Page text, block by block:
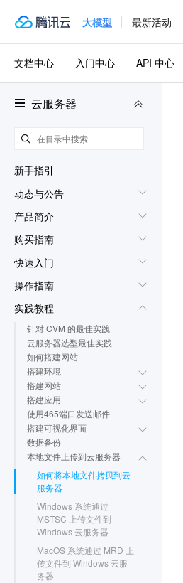
大模型 最新活动
云服务器
新手指引
动态与公告
产品简介
购买指南
快速入门
操作指南
实践教程
针对 CVM 的最佳实践
云服务器选型最佳实践
如何搭建网站
搭建环境
搭建网站
搭建应用
使用465端口发送邮件
搭建可视化界面
数据备份
本地文件上传到云服务器
如何将本地文件拷贝到云
服务器
Windows 系统通过
MSTSC 上传文件到
Windows 云服务器
MacOS 系统通过 MRD 上
传文件到 Windows 云服
务器
文档中心 入门中心 API 中心